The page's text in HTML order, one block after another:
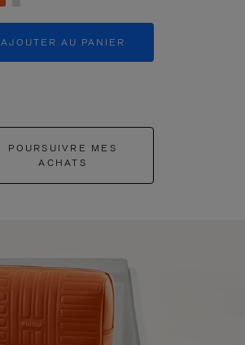
AJOUTER AU PANIER
POURSUIVRE MES
ACHATS